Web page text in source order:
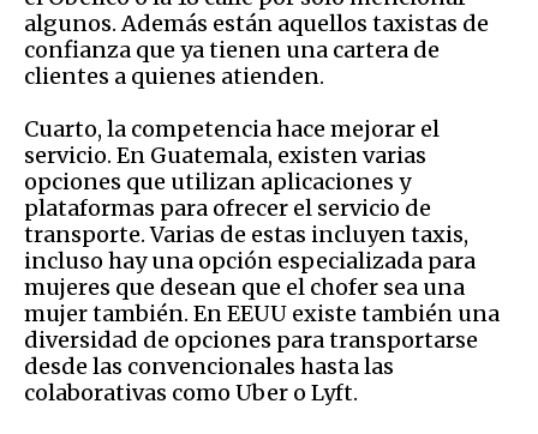
algunos. Además están aquellos taxistas de
confianza que ya tienen una cartera de
clientes a quienes atienden.
Cuarto, la competencia hace mejorar el
servicio. En Guatemala, existen varias
opciones que utilizan aplicaciones y
plataformas para ofrecer el servicio de
transporte. Varias de estas incluyen taxis,
incluso hay una opción especializada para
mujeres que desean que el chofer sea una
mujer también. En EEUU existe también una
diversidad de opciones para transportarse
desde las convencionales hasta las
colaborativas como Uber o Lyft.